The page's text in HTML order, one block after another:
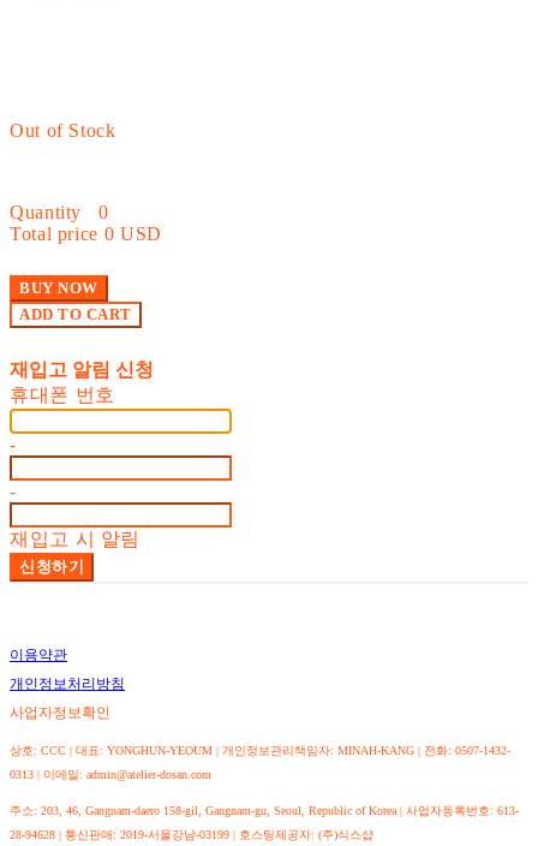
Out of Stock
Quantity
0
Total price 0 USD
BUY NOW
ADD TO CART
재입고 알림 신청
휴대폰 번호
-
-
재입고 시 알림
신청하기
이용약관
개인정보처리방침
사업자정보확인
상호: CCC | 대표: YONGHUN-YEOUM | 개인정보관리책임자: MINAH-KANG | 전화: 0507-1432-
0313 | 이메일: admin@atelier-dosan.com
주소: 203, 46, Gangnam-daero 158-gil, Gangnam-gu, Seoul, Republic of Korea | 사업자등록번호: 613-
28-94628 | 통신판매: 2019-서울강남-03199 | 호스팅제공자: (주)식스샵